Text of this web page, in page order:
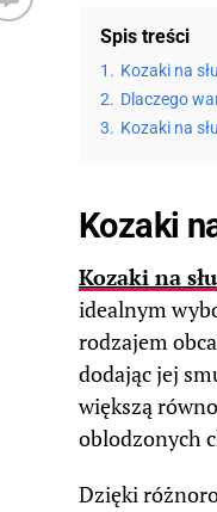
Spis treści
1. Kozaki na
2. Dlaczego
3. Kozaki na
Kozaki
Kozaki na
idealnym
rodzajem
dodając jej
większą
oblodzonych
Dzięki